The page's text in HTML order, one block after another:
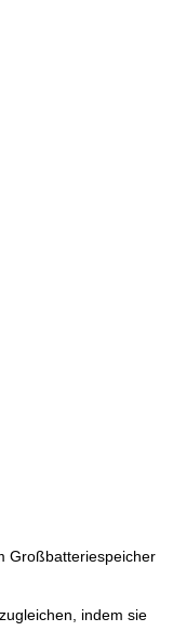
Großbatteriespeicher
indem sie